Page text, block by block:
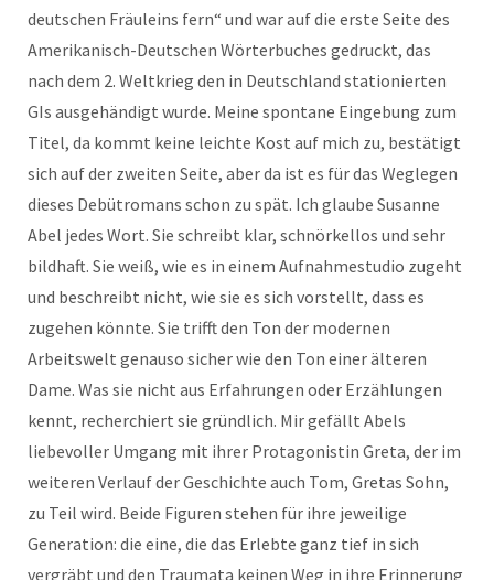
deutschen Fräuleins fern“ und war auf die erste Seite des
Amerikanisch-Deutschen Wörterbuches gedruckt, das
nach dem 2. Weltkrieg den in Deutschland stationierten
GIs ausgehändigt wurde. Meine spontane Eingebung zum
Titel, da kommt keine leichte Kost auf mich zu, bestätigt
sich auf der zweiten Seite, aber da ist es für das Weglegen
dieses Debütromans schon zu spät. Ich glaube Susanne
Abel jedes Wort. Sie schreibt klar, schnörkellos und sehr
bildhaft. Sie weiß, wie es in einem Aufnahmestudio zugeht
und beschreibt nicht, wie sie es sich vorstellt, dass es
zugehen könnte. Sie trifft den Ton der modernen
Arbeitswelt genauso sicher wie den Ton einer älteren
Dame. Was sie nicht aus Erfahrungen oder Erzählungen
kennt, recherchiert sie gründlich. Mir gefällt Abels
liebevoller Umgang mit ihrer Protagonistin Greta, der im
weiteren Verlauf der Geschichte auch Tom, Gretas Sohn,
zu Teil wird. Beide Figuren stehen für ihre jeweilige
Generation: die eine, die das Erlebte ganz tief in sich
vergräbt und den Traumata keinen Weg in ihre Erinnerung